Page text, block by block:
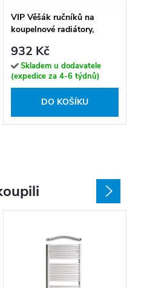
VIP Věšák ručníků na
koupelnové radiátory,
932 Kč
Skladem u dodavatele
(expedice za 4-6 týdnů)
DO KOŠÍKU